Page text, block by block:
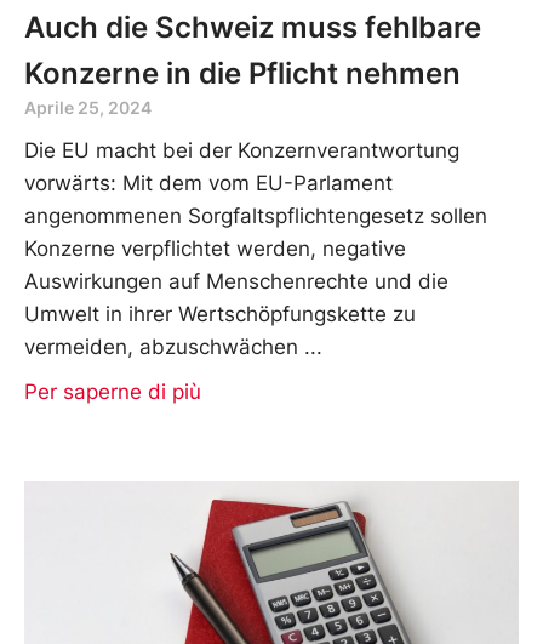
Auch die Schweiz muss fehlbare
Konzerne in die Pflicht nehmen
Aprile 25, 2024
Die EU macht bei der Konzernverantwortung
vorwärts: Mit dem vom EU-Parlament
angenommenen Sorgfaltspflichtengesetz sollen
Konzerne verpflichtet werden, negative
Auswirkungen auf Menschenrechte und die
Umwelt in ihrer Wertschöpfungskette zu
vermeiden, abzuschwächen
Per saperne di più